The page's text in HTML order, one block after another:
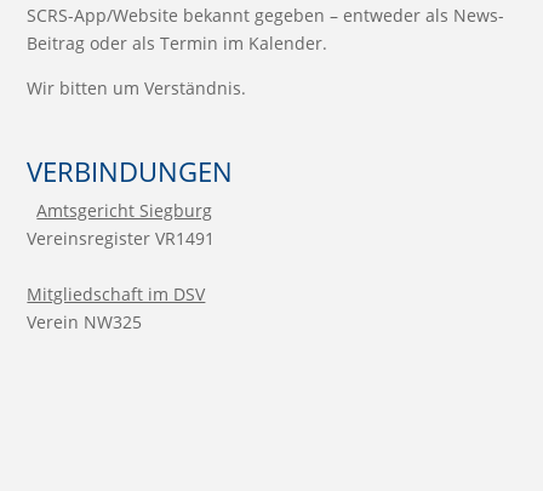
SCRS-App/Website bekannt gegeben – entweder als News-
Beitrag oder als Termin im Kalender.
Wir bitten um Verständnis.
VERBINDUNGEN
Amtsgericht Siegburg
Vereinsregister VR1491
Mitgliedschaft im DSV
Verein NW325